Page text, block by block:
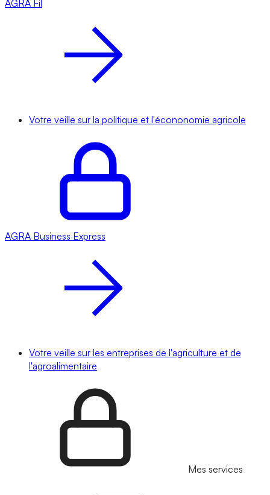
AGRA Fil
Votre veille sur la politique et l'écononomie agricole
AGRA Business Express
Votre veille sur les entreprises de l'agriculture et de
l'agroalimentaire
Mes services